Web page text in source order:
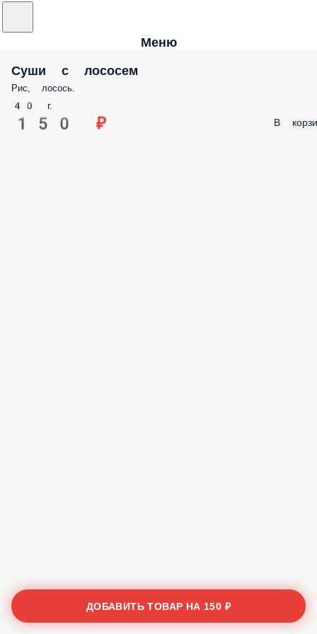
Меню
Суши с лососем
Рис, лосось.
40 г.
150 ₽ В
ДОБАВИТЬ ТОВАР НА 150 ₽